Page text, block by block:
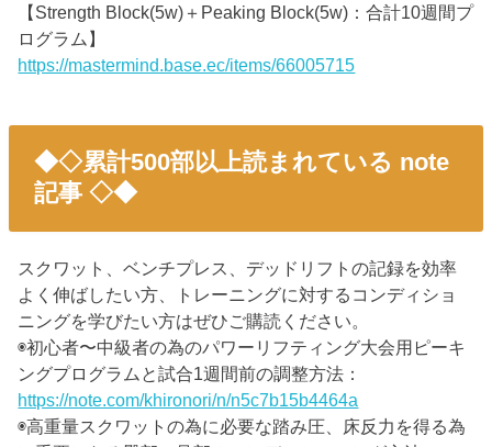
【Strength Block(5w)＋Peaking Block(5w)：合計10週間プ
ログラム】
https://mastermind.base.ec/items/66005715
◆◇累計500部以上読まれている note
記事 ◇◆
スクワット、ベンチプレス、デッドリフトの記録を効率
よく伸ばしたい方、トレーニングに対するコンディショ
ニングを学びたい方はぜひご購読ください。
◉初心者〜中級者の為のパワーリフティング大会用ピーキ
ングプログラムと試合1週間前の調整方法：
https://note.com/khironori/n/n5c7b15b4464a
◉高重量スクワットの為に必要な踏み圧、床反力を得る為